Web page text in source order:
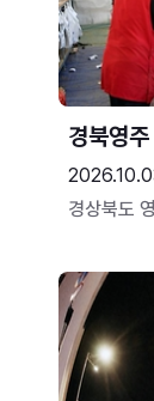
경북영
경상북도